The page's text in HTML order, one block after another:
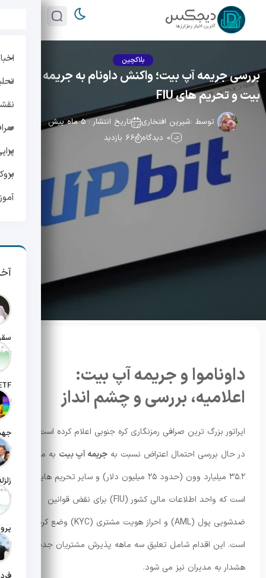
تاریخ
تاریخ
تاریخ
تاریخ
تاریخ
بلاکچین
بررسی جریمه آپ بیت؛ واکنش داونام به جریمه آپ
بیت و تحریم های FIU
توسط :شیرین افتخاری
تاریخ انتشار : 5 ماه پیش
0 دیدگاه
66 بازدید
داوناموا و جریمه آپ بیت:
اعلامیه، بررسی و چشم انداز
اپراتور بزرگ ترین صرافی رمزنگاری کره جنوبی اعلام کرده است که
در حال بررسی احتمال اعتراض نسبت به جریمه آپ بیت به مبلغ
۳۵.۲ میلیارد وون (حدود ۲۵ میلیون دلار) و سایر تحریم هایی
است که واحد اطلاعات مالی کشور (FIU) برای نقض قوانین
ضدشویی پول (AML) و احراز هویت مشتری (KYC) وضع کرده
است. این اقدام شامل تعلیق سه ماهه پذیرش مشتریان جدید و
هشدار به مدیران نیز می شود.